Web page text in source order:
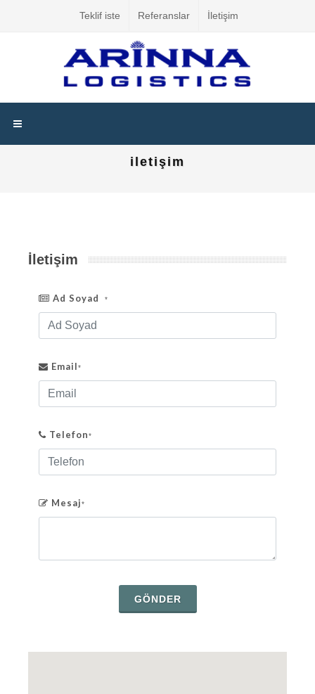
Teklif iste Referanslar İletişim
iletişim
İletişim
Ad Soyad *
Email*
Telefon*
Mesaj*